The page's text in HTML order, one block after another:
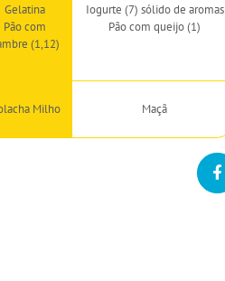
Gelatina
Pão com
(1,12)
Iogurte (7) sólido de aromas
Pão com queijo (1)
Milho Maçã